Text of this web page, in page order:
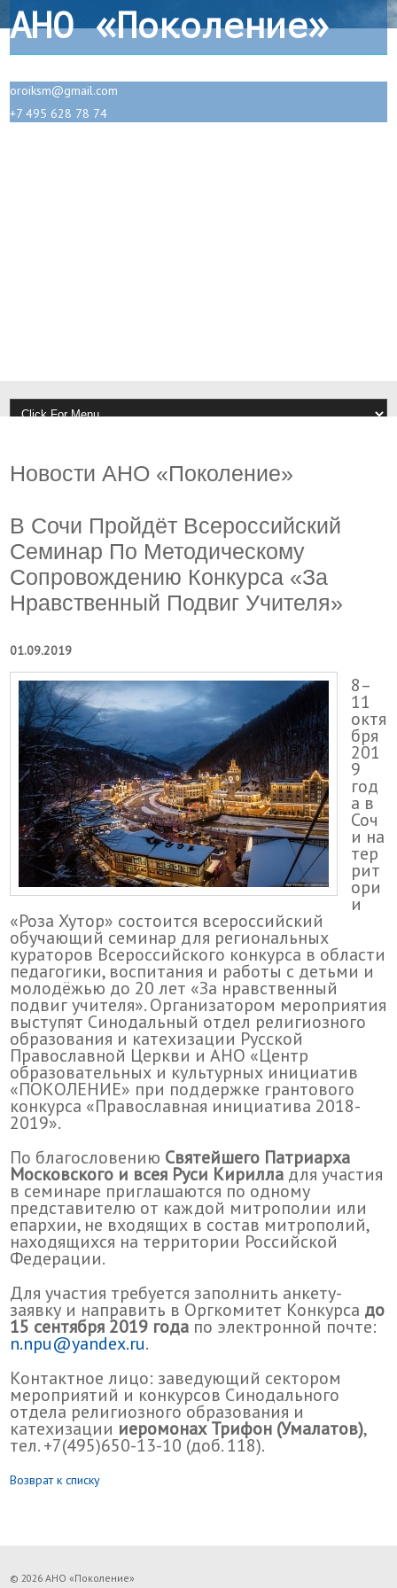
АНО «Поколение»
oroiksm@gmail.com
+7 495 628 78 74
Новости АНО «Поколение»
В Сочи Пройдёт Всероссийский
Семинар По Методическому
Сопровождению Конкурса «За
Нравственный Подвиг Учителя»
01.09.2019
8–
11
октя
бря
201
9
год
а в
Соч
и на
тер
рит
ори
и
«Роза Хутор» состоится всероссийский
обучающий семинар для региональных
кураторов Всероссийского конкурса в области
педагогики, воспитания и работы с детьми и
молодёжью до 20 лет «За нравственный
подвиг учителя». Организатором мероприятия
выступят Синодальный отдел религиозного
образования и катехизации Русской
Православной Церкви и АНО «Центр
образовательных и культурных инициатив
«ПОКОЛЕНИЕ» при поддержке грантового
конкурса «Православная инициатива 2018-
2019».
По благословению Святейшего Патриарха
Московского и всея Руси Кирилла для участия
в семинаре приглашаются по одному
представителю от каждой митрополии или
епархии, не входящих в состав митрополий,
находящихся на территории Российской
Федерации.
Для участия требуется заполнить анкету-
заявку и направить в Оргкомитет Конкурса до
15 сентября 2019 года по электронной почте:
n.npu@yandex.ru.
Контактное лицо: заведующий сектором
мероприятий и конкурсов Синодального
отдела религиозного образования и
катехизации иеромонах Трифон (Умалатов),
тел. +7(495)650-13-10 (доб. 118).
Возврат к списку
© 2026 АНО «Поколение»